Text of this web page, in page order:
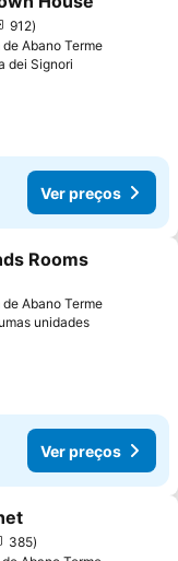
favoritos
912
Abano Terme
dei Signori
Ver preços
favoritos
Rooms
Abano Terme
unidades
Ver preços
favoritos
385